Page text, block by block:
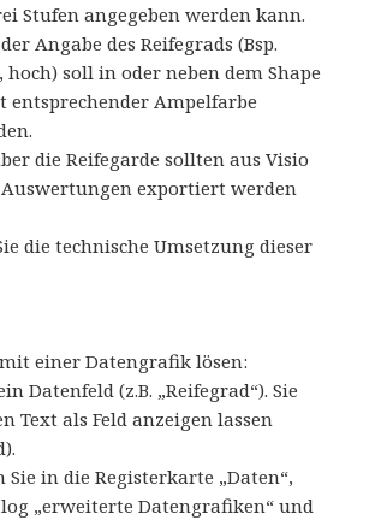
Stufen angegeben werden kann.
Angabe des Reifegrads (Bsp.
soll in oder neben dem Shape
entsprechender Ampelfarbe
die Reifegarde sollten aus Visio
exportiert werden
die technische Umsetzung dieser
einer Datengrafik lösen:
Datenfeld (z.B. „Reifegrad“). Sie
Text als Feld anzeigen lassen
Sie in die Registerkarte „Daten“,
„erweiterte Datengrafiken“ und